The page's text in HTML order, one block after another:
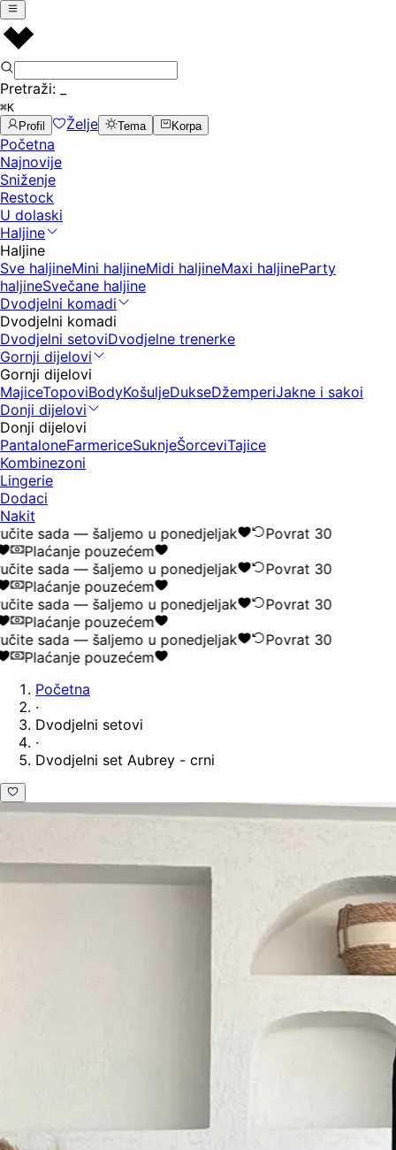
Pretraži:
⌘K
Profil
Želje Tema Korpa
Početna
Najnovije
Sniženje
Restock
U dolaski
Haljine
Haljine
Sve haljineMini haljineMidi haljineMaxi haljineParty
haljineSvečane haljine
Dvodjelni komadi
Dvodjelni komadi
Dvodjelni setoviDvodjelne trenerke
Gornji dijelovi
Gornji dijelovi
MajiceTopoviBodyKošuljeDukseDžemperiJakne i sakoi
Donji dijelovi
Donji dijelovi
PantaloneFarmericeSuknjeŠorceviTajice
Kombinezoni
Lingerie
Dodaci
Nakit
sada — šaljemo u ponedjeljak
Povrat 30
Plaćanje pouzećem
sada — šaljemo u ponedjeljak
Povrat 30
Plaćanje pouzećem
sada — šaljemo u ponedjeljak
Povrat 30
Plaćanje pouzećem
sada — šaljemo u ponedjeljak
Povrat 30
Plaćanje pouzećem
Početna
·
Dvodjelni setovi
·
Dvodjelni set Aubrey - crni